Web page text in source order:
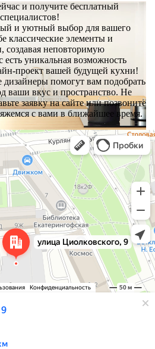
и получите бесплатный
и уютный выбор для вашего
классические элементы и
создавая неповторимую
есть уникальная возможность
проект вашей будущей кухни!
помогут вам подобрать
ваши вкус и пространство. Не
заявку на сайте или позвоните
с вами в ближайшее время.